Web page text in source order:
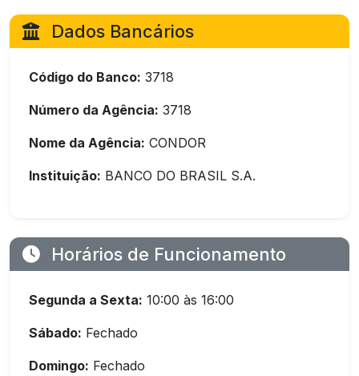
Dados Bancários
Código do Banco: 3718
Número da Agência: 3718
Nome da Agência: CONDOR
Instituição: BANCO DO BRASIL S.A.
Horários de Funcionamento
Segunda a Sexta: 10:00 às 16:00
Sábado: Fechado
Domingo: Fechado